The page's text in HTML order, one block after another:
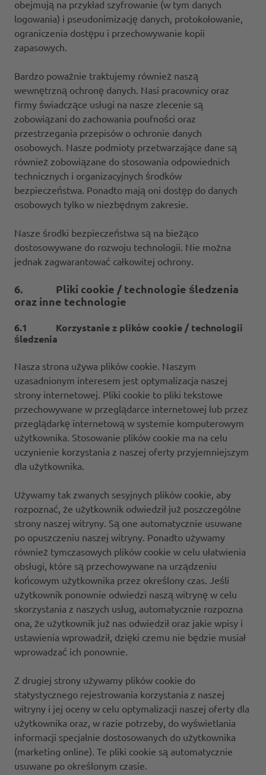
obejmują na przykład szyfrowanie (w tym danych
logowania) i pseudonimizację danych, protokołowanie,
ograniczenia dostępu i przechowywanie kopii
zapasowych.
Bardzo poważnie traktujemy również naszą
wewnętrzną ochronę danych. Nasi pracownicy oraz
firmy świadczące usługi na nasze zlecenie są
zobowiązani do zachowania poufności oraz
przestrzegania przepisów o ochronie danych
osobowych. Nasze podmioty przetwarzające dane są
również zobowiązane do stosowania odpowiednich
technicznych i organizacyjnych środków
bezpieczeństwa. Ponadto mają oni dostęp do danych
osobowych tylko w niezbędnym zakresie.
Nasze środki bezpieczeństwa są na bieżąco
dostosowywane do rozwoju technologii. Nie można
jednak zagwarantować całkowitej ochrony.
6. Pliki cookie / technologie śledzenia
oraz inne technologie
6.1 Korzystanie z plików cookie / technologii
śledzenia
Nasza strona używa plików cookie. Naszym
uzasadnionym interesem jest optymalizacja naszej
strony internetowej. Pliki cookie to pliki tekstowe
przechowywane w przeglądarce internetowej lub przez
przeglądarkę internetową w systemie komputerowym
użytkownika. Stosowanie plików cookie ma na celu
uczynienie korzystania z naszej oferty przyjemniejszym
dla użytkownika.
Używamy tak zwanych sesyjnych plików cookie, aby
rozpoznać, że użytkownik odwiedził już poszczególne
strony naszej witryny. Są one automatycznie usuwane
po opuszczeniu naszej witryny. Ponadto używamy
również tymczasowych plików cookie w celu ułatwienia
obsługi, które są przechowywane na urządzeniu
końcowym użytkownika przez określony czas. Jeśli
użytkownik ponownie odwiedzi naszą witrynę w celu
skorzystania z naszych usług, automatycznie rozpozna
ona, że użytkownik już nas odwiedził oraz jakie wpisy i
ustawienia wprowadził, dzięki czemu nie będzie musiał
wprowadzać ich ponownie.
Z drugiej strony używamy plików cookie do
statystycznego rejestrowania korzystania z naszej
witryny i jej oceny w celu optymalizacji naszej oferty dla
użytkownika oraz, w razie potrzeby, do wyświetlania
informacji specjalnie dostosowanych do użytkownika
(marketing online). Te pliki cookie są automatycznie
usuwane po określonym czasie.